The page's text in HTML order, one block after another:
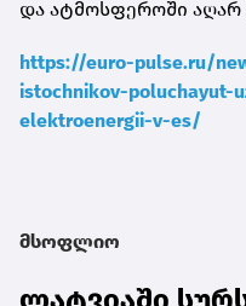
და ატმოსფეროში
https://euro-pulse.ru/
istochnikov-poluchayut-
elektroenergii-v-es/
მსოფლიო